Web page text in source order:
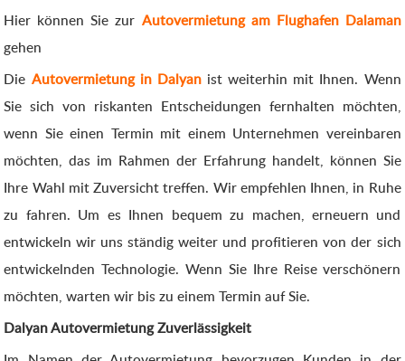
Hier können Sie zur Autovermietung am Flughafen Dalaman
gehen
Die Autovermietung in Dalyanist weiterhin mit Ihnen. Wenn
Sie sich von riskanten Entscheidungen fernhalten möchten,
wenn Sie einen Termin mit einem Unternehmen vereinbaren
möchten, das im Rahmen der Erfahrung handelt, können Sie
Ihre Wahl mit Zuversicht treffen. Wir empfehlen Ihnen, in Ruhe
zu fahren. Um es Ihnen bequem zu machen, erneuern und
entwickeln wir uns ständig weiter und profitieren von der sich
entwickelnden Technologie. Wenn Sie Ihre Reise verschönern
möchten, warten wir bis zu einem Termin auf Sie.
Dalyan Autovermietung Zuverlässigkeit